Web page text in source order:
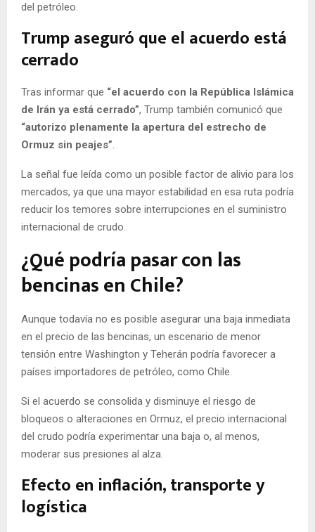
del petróleo.
Trump aseguró que el acuerdo está
cerrado
Tras informar que “el acuerdo con la República Islámica
de Irán ya está cerrado”, Trump también comunicó que
“autorizo plenamente la apertura del estrecho de
Ormuz sin peajes”.
La señal fue leída como un posible factor de alivio para los
mercados, ya que una mayor estabilidad en esa ruta podría
reducir los temores sobre interrupciones en el suministro
internacional de crudo.
¿Qué podría pasar con las
bencinas en Chile?
Aunque todavía no es posible asegurar una baja inmediata
en el precio de las bencinas, un escenario de menor
tensión entre Washington y Teherán podría favorecer a
países importadores de petróleo, como Chile.
Si el acuerdo se consolida y disminuye el riesgo de
bloqueos o alteraciones en Ormuz, el precio internacional
del crudo podría experimentar una baja o, al menos,
moderar sus presiones al alza.
Efecto en inflación, transporte y
logística